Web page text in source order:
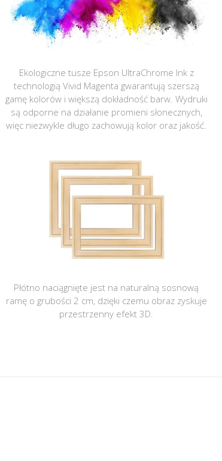
Ekologiczne tusze Epson UltraChrome Ink z
technologią Vivid Magenta gwarantują szerszą
gamę kolorów i większą dokładność barw. Wydruki
są odporne na działanie promieni słonecznych,
więc niezwykle długo zachowują kolor oraz jakość.
Płótno naciągnięte jest na naturalną sosnową
ramę o grubości 2 cm, dzięki czemu obraz zyskuje
przestrzenny efekt 3D.